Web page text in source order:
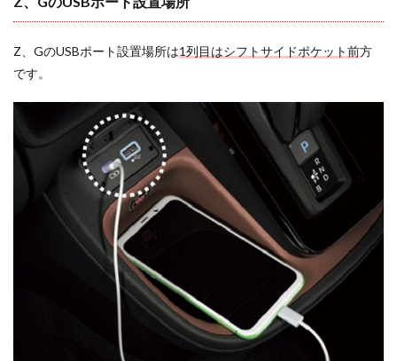
Z、GのUSBポート設置場所は1列目はシフトサイドポケット前方
です。